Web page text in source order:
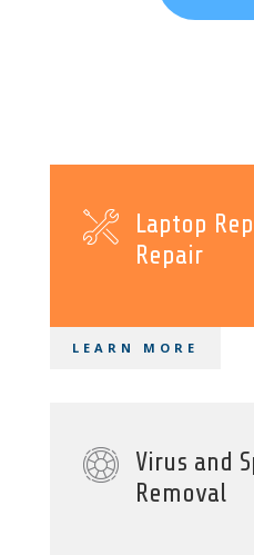
Laptop
Repair
LEARN MORE
Virus and
Removal